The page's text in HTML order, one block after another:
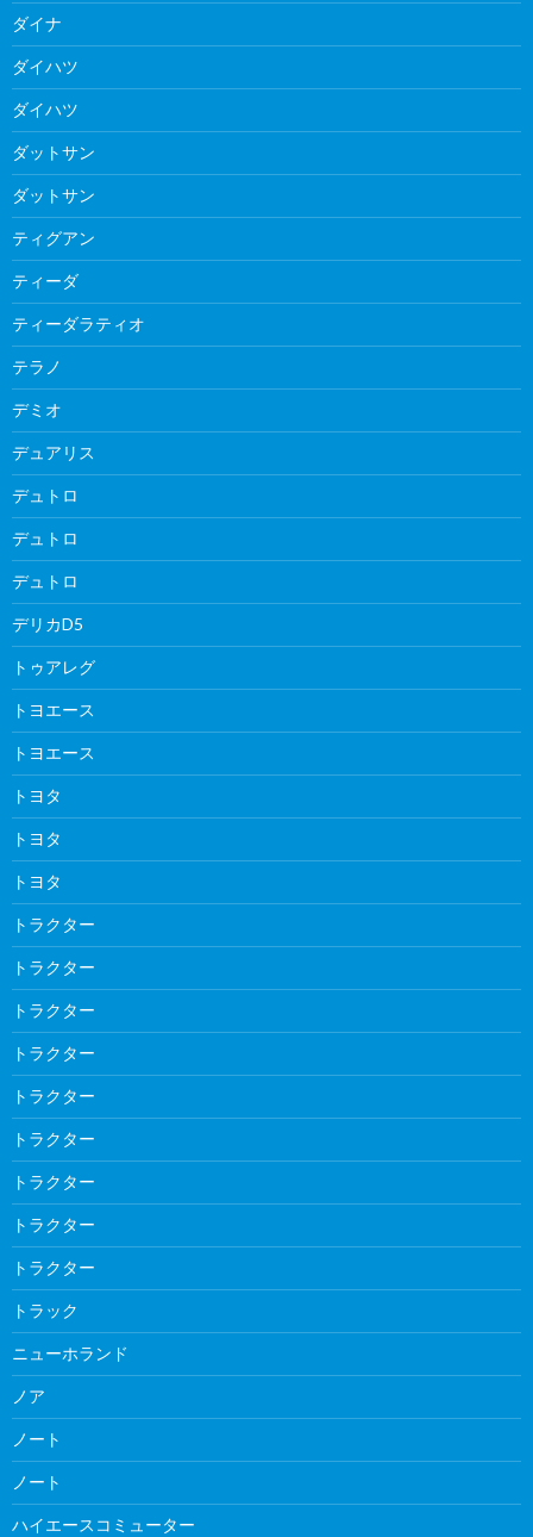
ダイナ
ダイハツ
ダイハツ
ダットサン
ダットサン
ティグアン
ティーダ
ティーダラティオ
テラノ
デミオ
デュアリス
デュトロ
デュトロ
デュトロ
デリカD5
トゥアレグ
トヨエース
トヨエース
トヨタ
トヨタ
トヨタ
トラクター
トラクター
トラクター
トラクター
トラクター
トラクター
トラクター
トラクター
トラクター
トラック
ニューホランド
ノア
ノート
ノート
ハイエースコミューター